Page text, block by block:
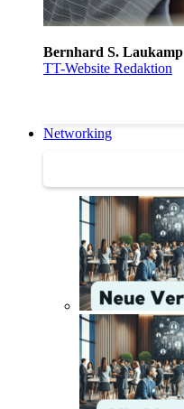
Bernhard S. Laukamp
TT-Website Redaktion
Networking